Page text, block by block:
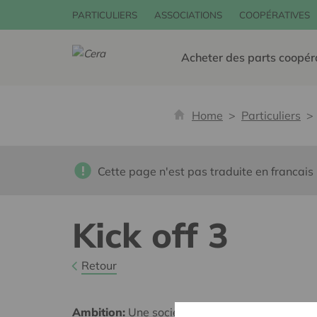
PARTICULIERS ASSOCIATIONS COOPÉRATIVES
Acheter des parts
Home Particuliers
Cette page n'est pas traduite en francais
Kick off 3
Retour
Ambition: Une société solidaire et